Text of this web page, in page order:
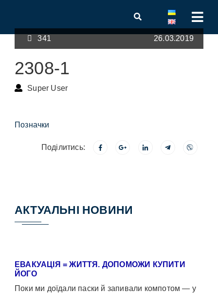
341 26.03.2019
2308-1
Super User
Позначки
Поділитись:
АКТУАЛЬНІ НОВИНИ
ЕВАКУАЦІЯ = ЖИТТЯ. ДОПОМОЖИ КУПИТИ
ЙОГО
Поки ми доїдали паски й запивали компотом — у